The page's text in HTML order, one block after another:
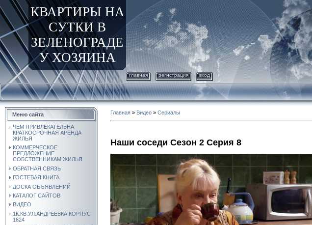
КВАРТИРЫ НА
СУТКИ В
ЗЕЛЕНОГРАДЕ
У ХОЗЯИНА
главная регистрация вход
Меню сайта
ЧЕМ ПРИВЛЕКАТЕЛЬНА
КРАТКОСРОЧНАЯ АРЕНДА
ЖИЛЬЯ
КОММЕРЧЕСКОЕ
ПРЕДЛОЖЕНИЕ
СОБСТВЕННИКАМ ЖИЛЬЯ
ОБРАТНАЯ СВЯЗЬ
ГОСТЕВАЯ КНИГА
ДОСКА ОБЪЯВЛЕНИЙ
КАТАЛОГ САЙТОВ
ВИДЕО
1К.КВ.УЛ.АНДРЕЕВКА КОРПУС
1624
Главная » Видео » Сериалы
Наши соседи Сезон 2 Серия 8